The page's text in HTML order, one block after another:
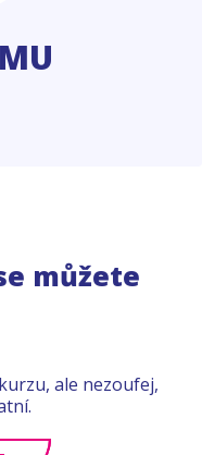
můžete
ale nezoufej,